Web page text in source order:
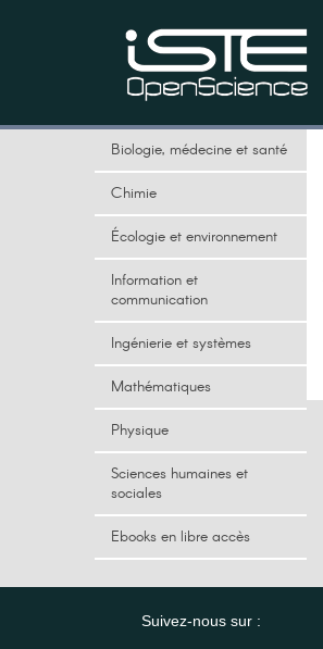
Biologie, médecine et santé
Chimie
Écologie et environnement
Information et
communication
Ingénierie et systèmes
Mathématiques
Physique
Sciences humaines et
sociales
Ebooks en libre accès
Suivez-nous sur :